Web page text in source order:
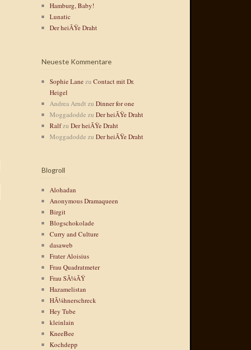
Hamburg, Baby!
Lunatic
Der heiÃŸe Draht
Neueste Kommentare
Sophie Lanezu Contact mit Dr.
Heigel
Andrea Arndt zu Dinner for one
Moggadodde zu Der heiÃŸe Draht
Ralfzu Der heiÃŸe Draht
Moggadodde zu Der heiÃŸe Draht
Blogroll
Alohadan
Anonymous Dramaqueen
Birgit
Blogschokolade
Curry and Culture
dasaweb
Frater Aloisius
Frau Quadratmeter
Frau SÃ¼ÃŸ
Hazamelistan
HÃ¼hnerschreck
Hey Tube
kleinlain
KneeBee
Kochdepp